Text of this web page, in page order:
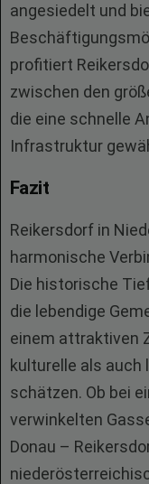
angesiedelt und
profitiert
zwischen den
die eine schnelle
Infrastruktur
Fazit
Reikersdorf in
harmonische
Die historische
die lebendige
einem attraktiven
kulturelle als
schätzen. Ob bei
verwinkelten
Donau –